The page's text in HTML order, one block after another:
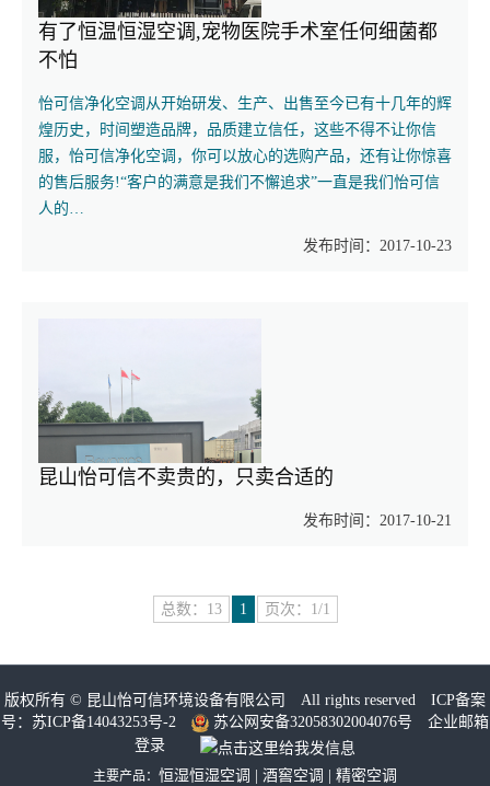
有了恒温恒湿空调,宠物医院手术室任何细菌都
不怕
怡可信净化空调从开始研发、生产、出售至今已有十几年的辉
煌历史，时间塑造品牌，品质建立信任，这些不得不让你信
服，怡可信净化空调，你可以放心的选购产品，还有让你惊喜
的售后服务!“客户的满意是我们不懈追求”一直是我们怡可信
人的…
发布时间：2017-10-23
昆山怡可信不卖贵的，只卖合适的
发布时间：2017-10-21
总数：13 1 页次：1/1
版权所有 © 昆山怡可信环境设备有限公司
All rights reserved ICP备案
号： 苏ICP备14043253号-2 苏公网安备32058302004076号
企业邮箱
登录
主要产品： 恒湿恒湿空调 酒窖空调 精密空调